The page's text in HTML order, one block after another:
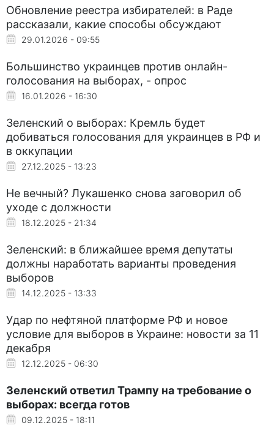
Обновление реестра избирателей: в Раде
рассказали, какие способы обсуждают
29.01.2026 - 09:55
Большинство украинцев против онлайн-
голосования на выборах, - опрос
16.01.2026 - 16:30
Зеленский о выборах: Кремль будет
добиваться голосования для украинцев в РФ и
в оккупации
27.12.2025 - 13:23
Не вечный? Лукашенко снова заговорил об
уходе с должности
18.12.2025 - 21:34
Зеленский: в ближайшее время депутаты
должны наработать варианты проведения
выборов
14.12.2025 - 13:33
Удар по нефтяной платформе РФ и новое
условие для выборов в Украине: новости за 11
декабря
12.12.2025 - 06:30
Зеленский ответил Трампу на требование о
выборах: всегда готов
09.12.2025 - 18:11